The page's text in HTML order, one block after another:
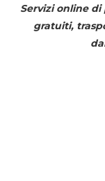
Servizi online
gratuiti,